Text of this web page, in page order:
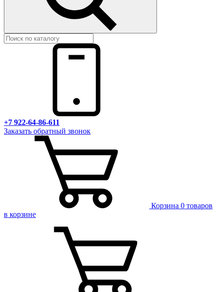
+7 922-64-86-611
Заказать обратный звонок
Корзина 0 товаров
в корзине